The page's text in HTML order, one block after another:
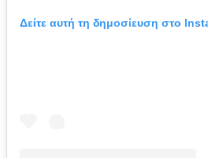
Δείτε αυτή τη δημοσίευση στο